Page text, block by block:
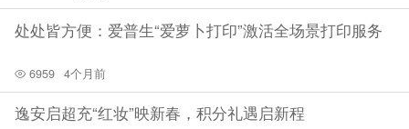
处处皆方便：爱普生“爱萝卜打印”激活全场景打印服务
6959 4个月前
逸安启超充“红妆”映新春，积分礼遇启新程